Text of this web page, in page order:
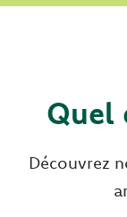
Quel
Découvrez